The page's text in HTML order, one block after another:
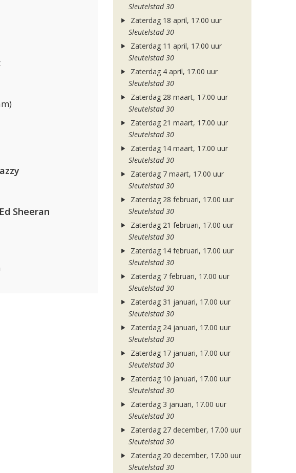
Sheeran
Sleutelstad 30
Zaterdag 18 april, 17.00 uur
Sleutelstad 30
Zaterdag 11 april, 17.00 uur
Sleutelstad 30
Zaterdag 4 april, 17.00 uur
Sleutelstad 30
Zaterdag 28 maart, 17.00 uur
Sleutelstad 30
Zaterdag 21 maart, 17.00 uur
Sleutelstad 30
Zaterdag 14 maart, 17.00 uur
Sleutelstad 30
Zaterdag 7 maart, 17.00 uur
Sleutelstad 30
Zaterdag 28 februari, 17.00 uur
Sleutelstad 30
Zaterdag 21 februari, 17.00 uur
Sleutelstad 30
Zaterdag 14 februari, 17.00 uur
Sleutelstad 30
Zaterdag 7 februari, 17.00 uur
Sleutelstad 30
Zaterdag 31 januari, 17.00 uur
Sleutelstad 30
Zaterdag 24 januari, 17.00 uur
Sleutelstad 30
Zaterdag 17 januari, 17.00 uur
Sleutelstad 30
Zaterdag 10 januari, 17.00 uur
Sleutelstad 30
Zaterdag 3 januari, 17.00 uur
Sleutelstad 30
Zaterdag 27 december, 17.00 uur
Sleutelstad 30
Zaterdag 20 december, 17.00 uur
Sleutelstad 30